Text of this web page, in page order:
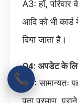
A3: हाँ,
आदि को भी
दिया जाता है।
Q4: अपडेट के
A4: सामान्यतः
पता प्रमाण,
📞